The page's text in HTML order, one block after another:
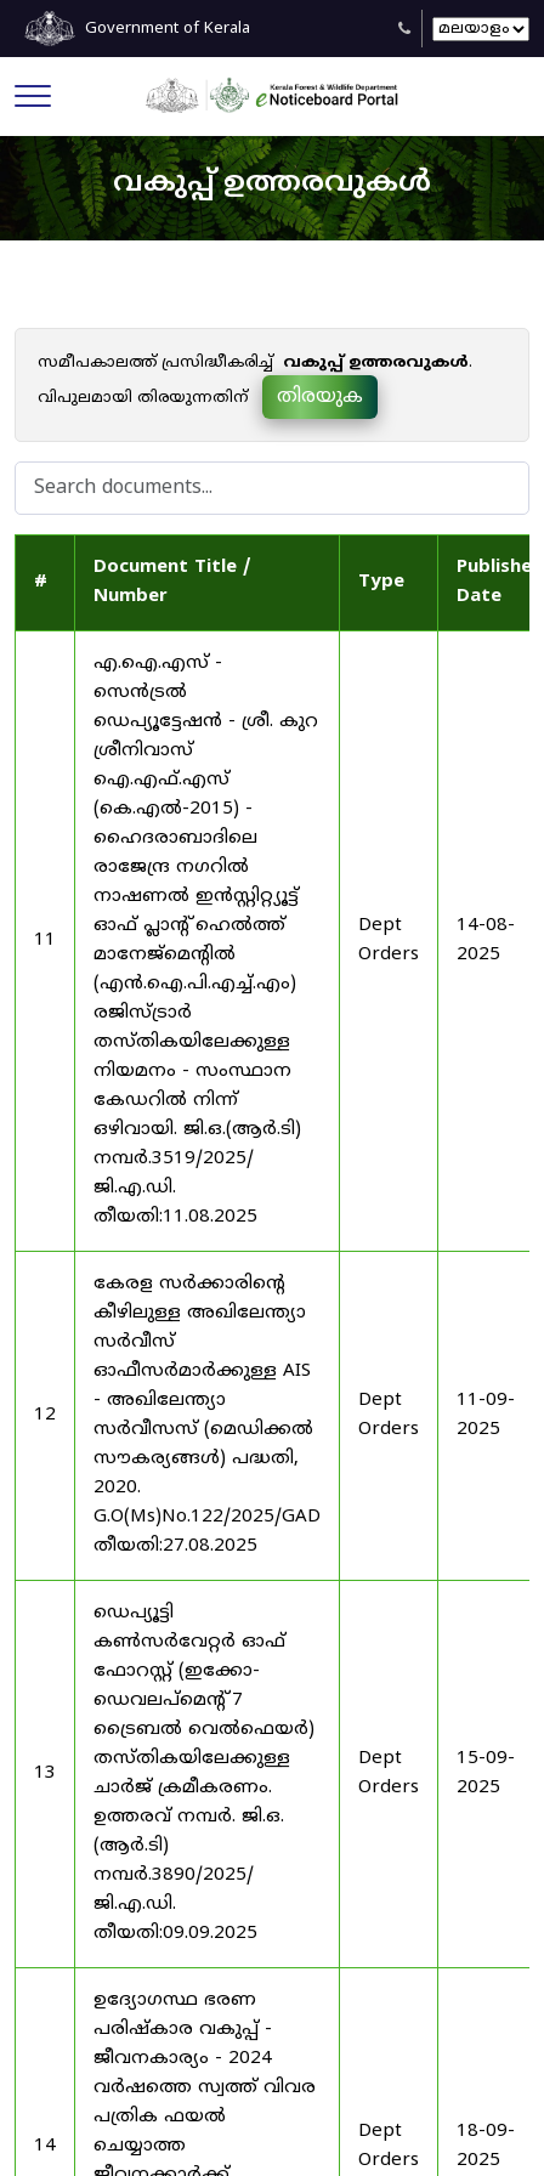
Government of Kerala
വകുപ്പ് ഉത്തരവുകൾ
സമീപകാലത്ത് പ്രസിദ്ധീകരിച്ച് വകുപ്പ് ഉത്തരവുകൾ.
വിപുലമായി തിരയുന്നതിന്
തിരയുക
#
Document Title /
Number
Type
Published
Date
11
എ.ഐ.എസ് -
സെൻട്രൽ
ഡെപ്യൂട്ടേഷൻ - ശ്രീ. കുറ
ശ്രീനിവാസ്
ഐ.എഫ്.എസ്
(കെ.എൽ-2015) -
ഹൈദരാബാദിലെ
രാജേന്ദ്ര നഗറിൽ
നാഷണൽ ഇൻസ്റ്റിറ്റ്യൂട്ട്
ഓഫ് പ്ലാന്റ് ഹെൽത്ത്
മാനേജ്‌മെന്റിൽ
(എൻ.ഐ.പി.എച്ച്.എം)
രജിസ്ട്രാർ
തസ്തികയിലേക്കുള്ള
നിയമനം - സംസ്ഥാന
കേഡറിൽ നിന്ന്
ഒഴിവായി. ജി.ഒ.(ആർ.ടി)
നമ്പർ.3519/2025/
ജി.എ.ഡി.
തീയതി:11.08.2025
Dept
Orders
14-08-
2025
12
കേരള സർക്കാരിന്റെ
കീഴിലുള്ള അഖിലേന്ത്യാ
സർവീസ്
ഓഫീസർമാർക്കുള്ള AIS
- അഖിലേന്ത്യാ
സർവീസസ് (മെഡിക്കൽ
സൗകര്യങ്ങൾ) പദ്ധതി,
2020.
G.O(Ms)No.122/2025/GAD
തീയതി:27.08.2025
Dept
Orders
11-09-
2025
13
ഡെപ്യൂട്ടി
കൺസർവേറ്റർ ഓഫ്
ഫോറസ്റ്റ് (ഇക്കോ-
ഡെവലപ്മെന്റ് 7
ട്രൈബൽ വെൽഫെയർ)
തസ്തികയിലേക്കുള്ള
ചാർജ് ക്രമീകരണം.
ഉത്തരവ് നമ്പർ. ജി.ഒ.
(ആർ.ടി)
നമ്പർ.3890/2025/
ജി.എ.ഡി.
തീയതി:09.09.2025
Dept
Orders
15-09-
2025
14
ഉദ്യോഗസ്ഥ ഭരണ
പരിഷ്കാര വകുപ്പ് -
ജീവനകാര്യം - 2024
വർഷത്തെ സ്വത്ത് വിവര
പത്രിക ഫയൽ
ചെയ്യാത്ത
Dept
Orders
18-09-
2025